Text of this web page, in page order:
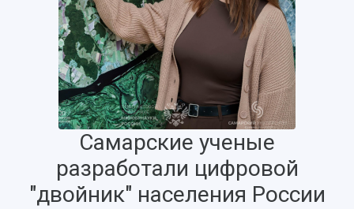
Самарские ученые
разработали цифровой
"двойник" населения России